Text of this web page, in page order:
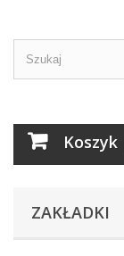
Koszyk
ZAKŁADKI